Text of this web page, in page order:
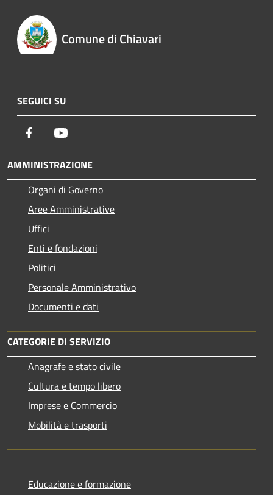
Comune di Chiavari
SEGUICI SU
Facebook
AMMINISTRAZIONE
Organi di Governo
Aree Amministrative
Uffici
Enti e fondazioni
Politici
Personale Amministrativo
Documenti e dati
CATEGORIE DI SERVIZIO
Anagrafe e stato civile
Cultura e tempo libero
Imprese e Commercio
Mobilità e trasporti
Educazione e formazione